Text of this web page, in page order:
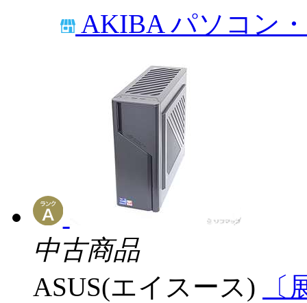
AKIBA パソコン
中古商品
ASUS(エイスース)